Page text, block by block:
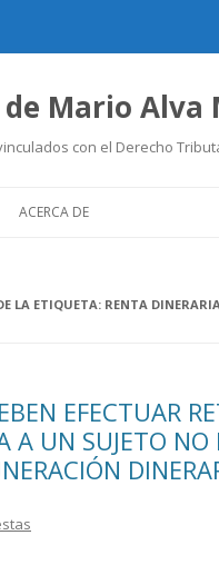
de Mario Alva
con el Derecho
ACERCA DE
LA ETIQUETA: RENTA
EFECTUAR
A UN SUJETO